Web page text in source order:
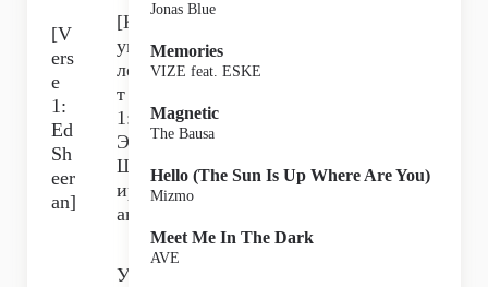
[V
ers
e
1:
Ed
Sh
eer
an]
[К
уп
ле
т
1:
Эд
Ш
ир
ан]
У
Jonas Blue
Memories
VIZE feat. ESKE
Magnetic
The Bausa
Hello (The Sun Is Up Where Are You)
Mizmo
Meet Me In The Dark
AVE